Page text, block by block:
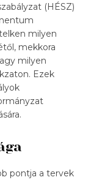
(HÉSZ)
milyen
mekkora
milyen
Ezek
pontja a tervek